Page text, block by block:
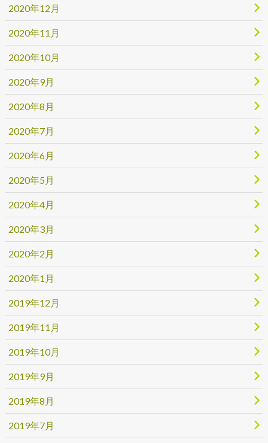
2020年12月
2020年11月
2020年10月
2020年9月
2020年8月
2020年7月
2020年6月
2020年5月
2020年4月
2020年3月
2020年2月
2020年1月
2019年12月
2019年11月
2019年10月
2019年9月
2019年8月
2019年7月